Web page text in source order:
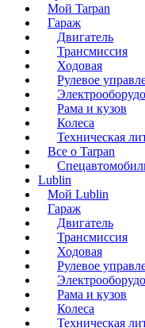
Мой Tarpan
Гараж
Двигатель
Трансмиссия
Ходовая
Рулевое
Рама и кузов
Колеса
Техническая
Все о Tarpan
Lublin
Мой Lublin
Гараж
Двигатель
Трансмиссия
Ходовая
Рулевое
Рама и кузов
Колеса
Техническая